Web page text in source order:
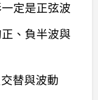
定是正弦波
、負半波與
替與波動